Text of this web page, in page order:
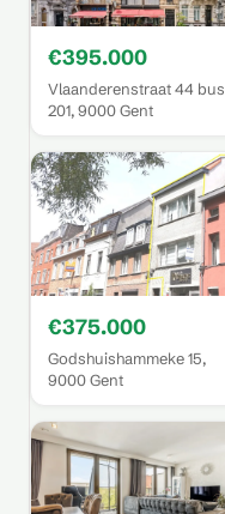
€395.000
Vlaanderenstraat 44 bus
201, 9000 Gent
€375.000
Godshuishammeke 15,
9000 Gent